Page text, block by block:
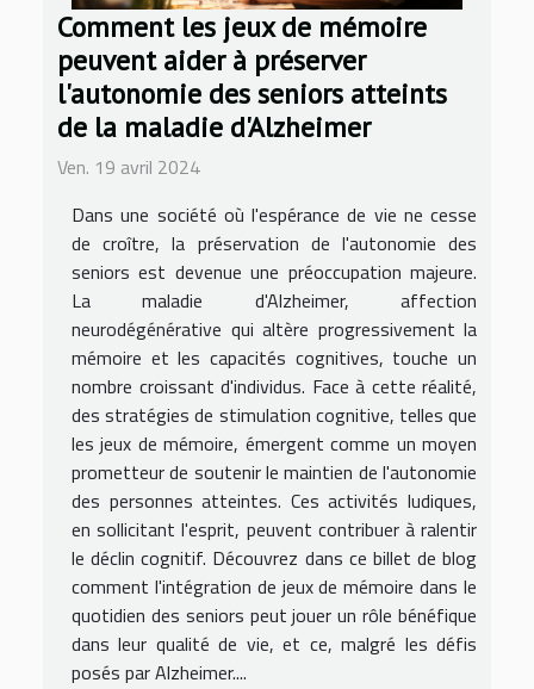
Comment les jeux de mémoire
peuvent aider à préserver
l'autonomie des seniors atteints
de la maladie d'Alzheimer
Ven. 19 avril 2024
Dans une société où l'espérance de vie ne cesse
de croître, la préservation de l'autonomie des
seniors est devenue une préoccupation majeure.
La maladie d'Alzheimer, affection
neurodégénérative qui altère progressivement la
mémoire et les capacités cognitives, touche un
nombre croissant d'individus. Face à cette réalité,
des stratégies de stimulation cognitive, telles que
les jeux de mémoire, émergent comme un moyen
prometteur de soutenir le maintien de l'autonomie
des personnes atteintes. Ces activités ludiques,
en sollicitant l'esprit, peuvent contribuer à ralentir
le déclin cognitif. Découvrez dans ce billet de blog
comment l'intégration de jeux de mémoire dans le
quotidien des seniors peut jouer un rôle bénéfique
dans leur qualité de vie, et ce, malgré les défis
posés par Alzheimer....